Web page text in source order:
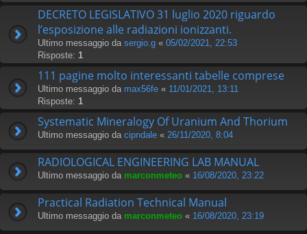
DECRETO LEGISLATIVO 31 luglio 2020 riguardo
l’esposizione alle radiazioni ionizzanti.
Ultimo messaggio da sergio.g « 05/02/2021, 22:53
Risposte: 1
111 pagine molto interessanti tabelle comprese
Ultimo messaggio da max56fe « 11/01/2021, 13:11
Risposte: 1
Systematic Mineralogy Of Uranium And Thorium
Ultimo messaggio da cipndale « 26/11/2020, 8:04
RADIOLOGICAL ENGINEERING LAB MANUAL
Ultimo messaggio da marconmeteo « 16/08/2020, 23:22
Practical Radiation Technical Manual
Ultimo messaggio da marconmeteo « 16/08/2020, 23:19